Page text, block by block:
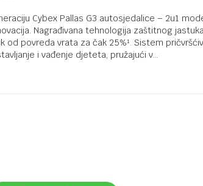
Cybex Pallas G3 autosjedalice – 2u1
Nagrađivana tehnologija zaštitnog
od povreda vrata za čak 25%¹. Sistem
i vađenje djeteta, pružajući v...